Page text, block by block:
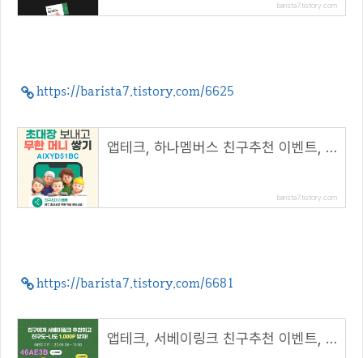
barista7.tistory.com
https://barista7.tistory.com/6625
앱테크, 하나멤버스 친구추천 이벤트, 2천 하나머니 지급!( 추천코드 : AIXYD51BC )
barista7.tistory.com
https://barista7.tistory.com/6681
앱테크, 서베이링크 친구추천 이벤트, 너도나도 1000P 즉시 지급( 추천코드 : 46AE3B )